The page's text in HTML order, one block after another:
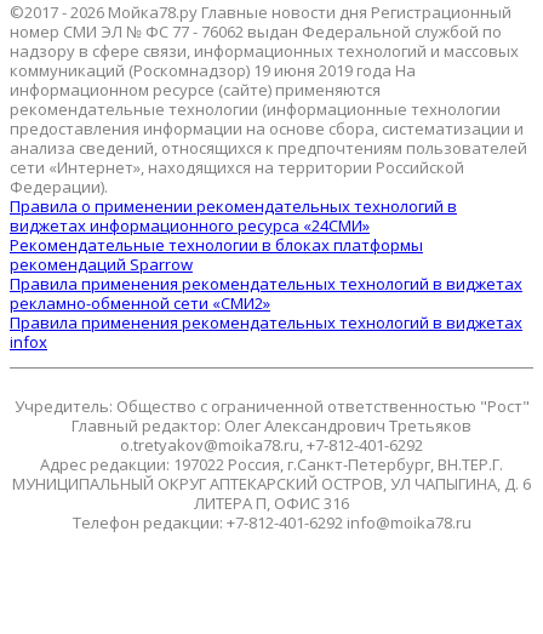
©2017 - 2026 Мойка78.ру Главные новости дня Регистрационный
номер СМИ ЭЛ № ФС 77 - 76062 выдан Федеральной службой по
надзору в сфере связи, информационных технологий и массовых
коммуникаций (Роскомнадзор) 19 июня 2019 года На
информационном ресурсе (сайте) применяются
рекомендательные технологии (информационные технологии
предоставления информации на основе сбора, систематизации и
анализа сведений, относящихся к предпочтениям пользователей
сети «Интернет», находящихся на территории Российской
Федерации).
Правила о применении рекомендательных технологий в
виджетах информационного ресурса «24СМИ»
Рекомендательные технологии в блоках платформы
рекомендаций Sparrow
Правила применения рекомендательных технологий в виджетах
рекламно-обменной сети «СМИ2»
Правила применения рекомендательных технологий в виджетах
infox
Учредитель: Общество с ограниченной ответственностью "Рост"
Главный редактор: Олег Александрович Третьяков
o.tretyakov@moika78.ru, +7-812-401-6292
Адрес редакции: 197022 Россия, г.Санкт-Петербург, ВН.ТЕР.Г.
МУНИЦИПАЛЬНЫЙ ОКРУГ АПТЕКАРСКИЙ ОСТРОВ, УЛ ЧАПЫГИНА, Д. 6
ЛИТЕРА П, ОФИС 316
Телефон редакции: +7-812-401-6292 info@moika78.ru